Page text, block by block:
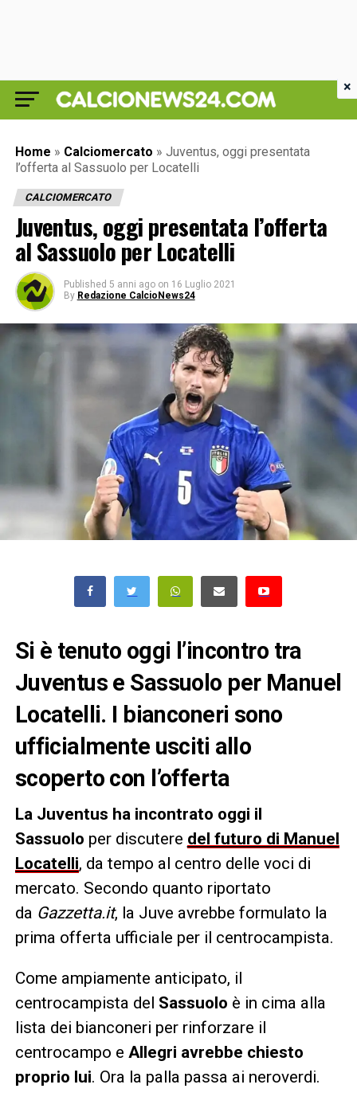
Home » Calciomercato » Juventus, oggi presentata
l’offerta al Sassuolo per Locatelli
CALCIOMERCATO
Juventus, oggi presentata l’offerta
al Sassuolo per Locatelli
Published 5 anni ago on 16 Luglio 2021
By Redazione CalcioNews24
Si è tenuto oggi l’incontro tra
Juventus e Sassuolo per Manuel
Locatelli. I bianconeri sono
ufficialmente usciti allo
scoperto con l’offerta
La Juventus ha incontrato oggi il
Sassuolo per discutere del futuro di Manuel
Locatelli, da tempo al centro delle voci di
mercato. Secondo quanto riportato
da Gazzetta.it, la Juve avrebbe formulato la
prima offerta ufficiale per il centrocampista.
Come ampiamente anticipato, il
centrocampista del Sassuolo è in cima alla
lista dei bianconeri per rinforzare il
centrocampo e Allegri avrebbe chiesto
proprio lui. Ora la palla passa ai neroverdi.
×